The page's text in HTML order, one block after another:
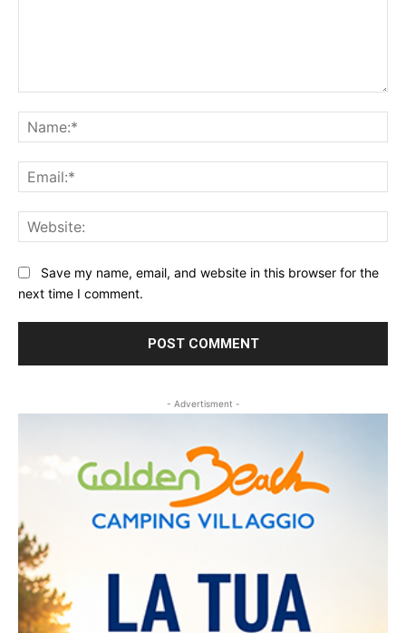
Save my name, email, and website in this browser for the
next time I comment.
- Advertisment -